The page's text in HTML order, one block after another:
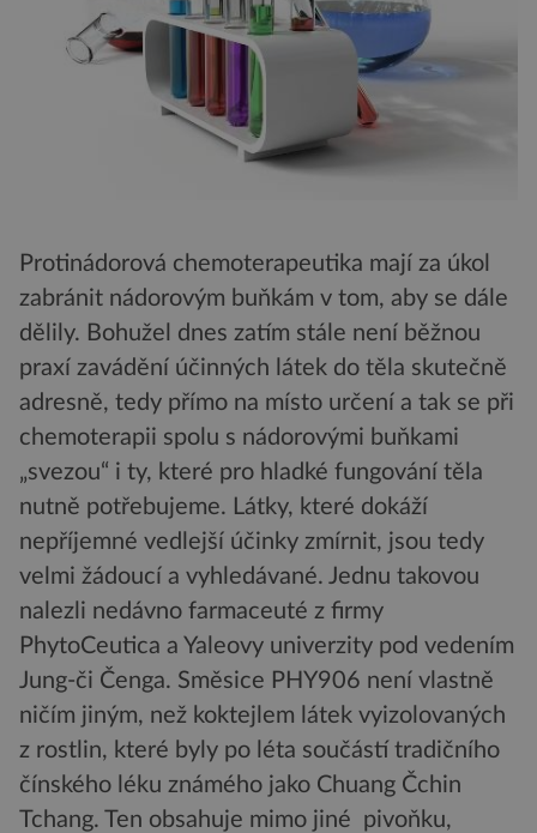
Protinádorová chemoterapeutika mají za úkol
zabránit nádorovým buňkám v tom, aby se dále
dělily. Bohužel dnes zatím stále není běžnou
praxí zavádění účinných látek do těla skutečně
adresně, tedy přímo na místo určení a tak se při
chemoterapii spolu s nádorovými buňkami
„svezou“ i ty, které pro hladké fungování těla
nutně potřebujeme. Látky, které dokáží
nepříjemné vedlejší účinky zmírnit, jsou tedy
velmi žádoucí a vyhledávané. Jednu takovou
nalezli nedávno farmaceuté z firmy
PhytoCeutica a Yaleovy univerzity pod vedením
Jung-či Čenga. Směsice PHY906 není vlastně
ničím jiným, než koktejlem látek vyizolovaných
z rostlin, které byly po léta součástí tradičního
čínského léku známého jako Chuang Čchin
Tchang. Ten obsahuje mimo jiné pivoňku,